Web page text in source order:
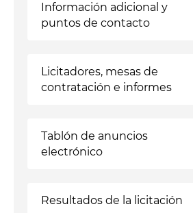
Información adicional y
puntos de contacto
Licitadores, mesas de
contratación e informes
Tablón de anuncios
electrónico
Resultados de la licitación